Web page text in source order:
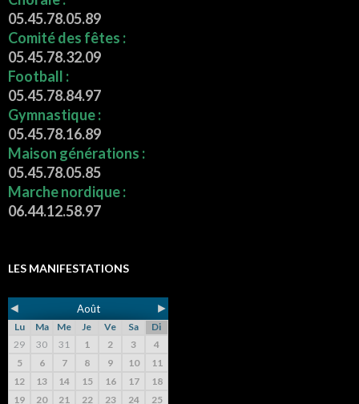
05.45.78.05.89
Comité des fêtes :
05.45.78.32.09
Football :
05.45.78.84.97
Gymnastique :
05.45.78.16.89
Maison générations :
05.45.78.05.85
Marche nordique :
06.44.12.58.97
LES MANIFESTATIONS
◄ Août ►
Lu Ma Me Je Ve Sa
Di
29
30 31 1 2 3
4
5
6 7 8 9 10
11
12
13 14 15 16 17
18
19
20 21 22 23 24
25